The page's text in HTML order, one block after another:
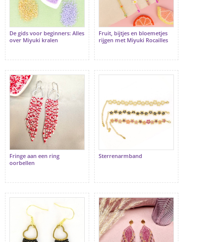
De gids voor beginners: Alles
over Miyuki kralen
Fruit, bijtjes en bloemetjes
rijgen met Miyuki Rocailles
Fringe aan een ring
oorbellen
Sterrenarmband